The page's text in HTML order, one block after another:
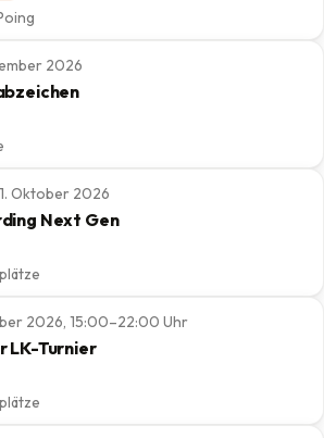
2026
Oktober 2026
Next Gen
2026, 15:00–22:00 Uhr
LK-Turnier